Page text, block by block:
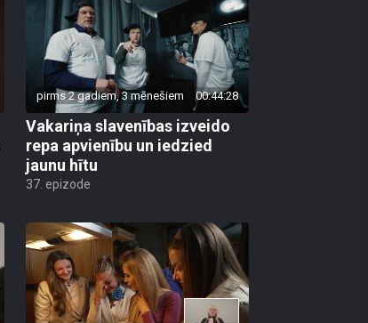
pirms 2 gadiem, 3 mēnešiem 00:44:28
Vakariņa slavenības izveido
repa apvienību un iedzied
jaunu hītu
37. epizode